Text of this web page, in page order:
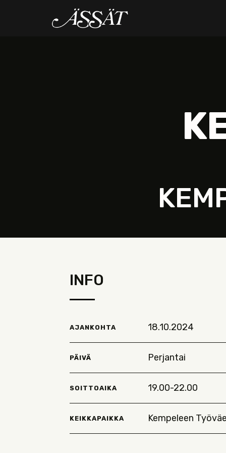
INFO
AJANKOHTA 18.10.2024
PÄIVÄ Perjantai
SOITTOAIKA 19.00-22.00
KEIKKAPAIKKA Kempeleen